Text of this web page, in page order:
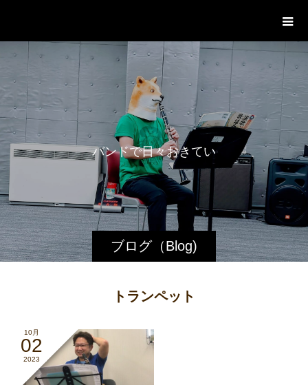
ブログ（Blog)
バンドで日々おきている
トランペット
10月
02
2023